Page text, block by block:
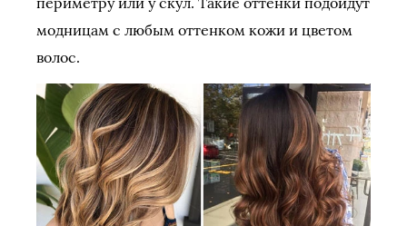
модницам с любым оттенком кожи и цветом
волос.